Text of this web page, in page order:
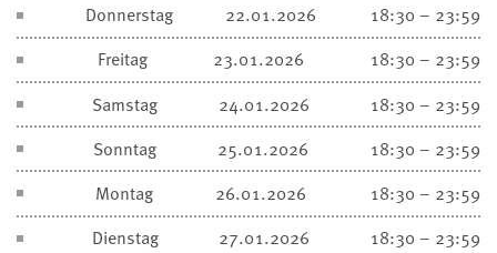
Donnerstag
22.01.2026
18:30 – 23:59
Freitag
23.01.2026
18:30 – 23:59
Samstag
24.01.2026
18:30 – 23:59
Sonntag
25.01.2026
18:30 – 23:59
Montag
26.01.2026
18:30 – 23:59
Dienstag
27.01.2026
18:30 – 23:59